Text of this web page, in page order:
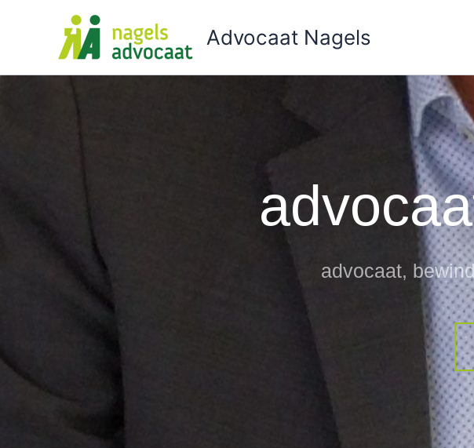
inhoud
Advocaat Nagels
advocaat,